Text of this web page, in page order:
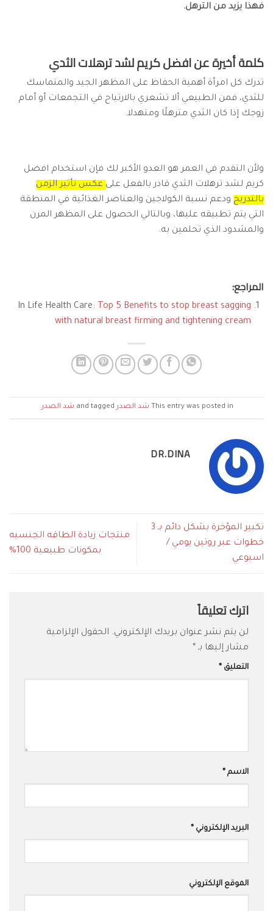
فهذا يزيد من الترهل.
كلمة أخيرة عن افضل كريم لشد ترهلات الثدي
تدرك كل امرأة أهمية الحفاظ على المظهر الجيد والمتماسك
للثدي، فمن الطبيعي ألا تشعري بالارتياح في التجمعات أو أمام
زوجك إذا كان الثدي مترهلًا ومتهدلا.
ولأن التقدم في العمر هو العدو الأكبر لك فإن استخدام افضل
كريم لشد ترهلات الثدي قادر بالفعل على عكس تأثير الزمن
بالتدريج ودعم نسبة الكولاجين والعناصر الغذائية في المنطقة
التي يتم تطبيقه عليها، وبالتالي الحصول على المظهر المرن
والمشدود الذي تحلمين به.
المراجع:
In Life Health Care: Top 5 Benefits to stop breast sagging
with natural breast firming and tightening cream
This entry was posted in شد الصدر شد الصدر.
DR.DINA
تكبير المؤخرة بشكل دائم بـ 3
خطوات عبر روتين يومي /
اسبوعي
منتجات زيادة الطاقه الجنسيه
بمكونات طبيعية 100%
اترك تعليقاً
لن يتم نشر عنوان بريدك الإلكتروني. الحقول الإلزامية
مشار إليها بـ *
التعليق *
الاسم *
البريد الإلكتروني *
الموقع الإلكتروني